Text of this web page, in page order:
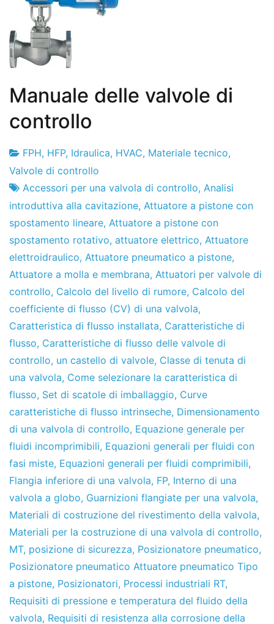
Manuale delle valvole di
controllo
Fabbrica
di
progetti
22
del
giugno
del
2010
FPH, HFP, Idraulica, HVAC, Materiale tecnico,
Valvole di controllo
Accessori per una valvola di controllo, Analisi
introduttiva alla cavitazione, Attuatore a pistone con
spostamento lineare, Attuatore a pistone con
spostamento rotativo, attuatore elettrico, Attuatore
elettroidraulico, Attuatore pneumatico a pistone,
Attuatore a molla e membrana, Attuatori per valvole di
controllo, Calcolo del livello di rumore, Calcolo del
coefficiente di flusso (CV) di una valvola,
Caratteristica di flusso installata, Caratteristiche di
flusso, Caratteristiche di flusso delle valvole di
controllo, un castello di valvole, Classe di tenuta di
una valvola, Come selezionare la caratteristica di
flusso, Set di scatole di imballaggio, Curve
caratteristiche di flusso intrinseche, Dimensionamento
di una valvola di controllo, Equazione generale per
fluidi incomprimibili, Equazioni generali per fluidi con
fasi miste, Equazioni generali per fluidi comprimibili,
Flangia inferiore di una valvola, FP, Interno di una
valvola a globo, Guarnizioni flangiate per una valvola,
Materiali di costruzione del rivestimento della valvola,
Materiali per la costruzione di una valvola di controllo,
MT, posizione di sicurezza, Posizionatore pneumatico,
Posizionatore pneumatico Attuatore pneumatico Tipo
a pistone, Posizionatori, Processi industriali RT,
Requisiti di pressione e temperatura del fluido della
valvola, Requisiti di resistenza alla corrosione della